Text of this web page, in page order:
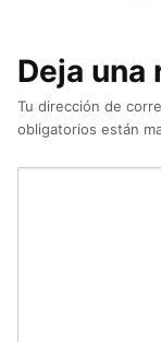
Deja una
Tu dirección de
obligatorios están